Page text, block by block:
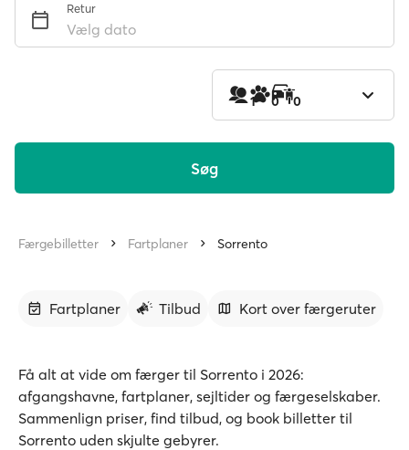
Retur
Vælg dato
1 0 0
Søg
Færgebilletter Fartplaner Sorrento
Fartplaner Tilbud Kort over færgeruter
Få alt at vide om færger til Sorrento i 2026:
afgangshavne, fartplaner, sejltider og færgeselskaber.
Sammenlign priser, find tilbud, og book billetter til
Sorrento uden skjulte gebyrer.